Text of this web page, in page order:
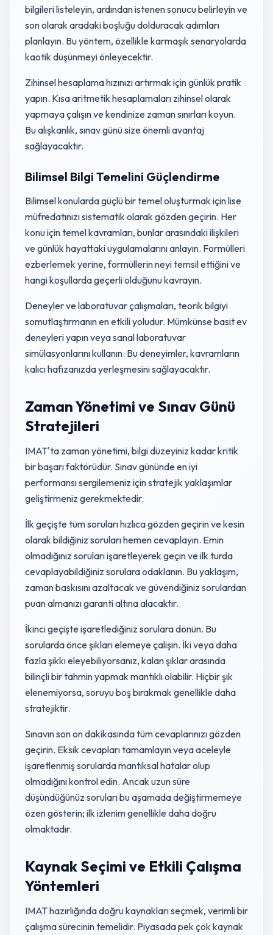
bilgileri listeleyin, ardından istenen sonucu belirleyin ve
son olarak aradaki boşluğu dolduracak adımları
planlayın. Bu yöntem, özellikle karmaşık senaryolarda
kaotik düşünmeyi önleyecektir.
Zihinsel hesaplama hızınızı artırmak için günlük pratik
yapın. Kısa aritmetik hesaplamaları zihinsel olarak
yapmaya çalışın ve kendinize zaman sınırları koyun.
Bu alışkanlık, sınav günü size önemli avantaj
sağlayacaktır.
Bilimsel Bilgi Temelini Güçlendirme
Bilimsel konularda güçlü bir temel oluşturmak için lise
müfredatınızı sistematik olarak gözden geçirin. Her
konu için temel kavramları, bunlar arasındaki ilişkileri
ve günlük hayattaki uygulamalarını anlayın. Formülleri
ezberlemek yerine, formüllerin neyi temsil ettiğini ve
hangi koşullarda geçerli olduğunu kavrayın.
Deneyler ve laboratuvar çalışmaları, teorik bilgiyi
somutlaştırmanın en etkili yoludur. Mümkünse basit ev
deneyleri yapın veya sanal laboratuvar
simülasyonlarını kullanın. Bu deneyimler, kavramların
kalıcı hafızanızda yerleşmesini sağlayacaktır.
Zaman Yönetimi ve Sınav Günü
Stratejileri
IMAT'ta zaman yönetimi, bilgi düzeyiniz kadar kritik
bir başarı faktörüdür. Sınav gününde en iyi
performansı sergilemeniz için stratejik yaklaşımlar
geliştirmeniz gerekmektedir.
İlk geçişte tüm soruları hızlıca gözden geçirin ve kesin
olarak bildiğiniz soruları hemen cevaplayın. Emin
olmadığınız soruları işaretleyerek geçin ve ilk turda
cevaplayabildiğiniz sorulara odaklanın. Bu yaklaşım,
zaman baskısını azaltacak ve güvendiğiniz sorulardan
puan almanızı garanti altına alacaktır.
İkinci geçişte işaretlediğiniz sorulara dönün. Bu
sorularda önce şıkları elemeye çalışın. İki veya daha
fazla şıkkı eleyebiliyorsanız, kalan şıklar arasında
bilinçli bir tahmin yapmak mantıklı olabilir. Hiçbir şık
elenemiyorsa, soruyu boş bırakmak genellikle daha
stratejiktir.
Sınavın son on dakikasında tüm cevaplarınızı gözden
geçirin. Eksik cevapları tamamlayın veya aceleyle
işaretlenmiş sorularda mantıksal hatalar olup
olmadığını kontrol edin. Ancak uzun süre
düşündüğünüz soruları bu aşamada değiştirmemeye
özen gösterin; ilk izlenim genellikle daha doğru
olmaktadır.
Kaynak Seçimi ve Etkili Çalışma
Yöntemleri
IMAT hazırlığında doğru kaynakları seçmek, verimli bir
çalışma sürecinin temelidir. Piyasada pek çok kaynak